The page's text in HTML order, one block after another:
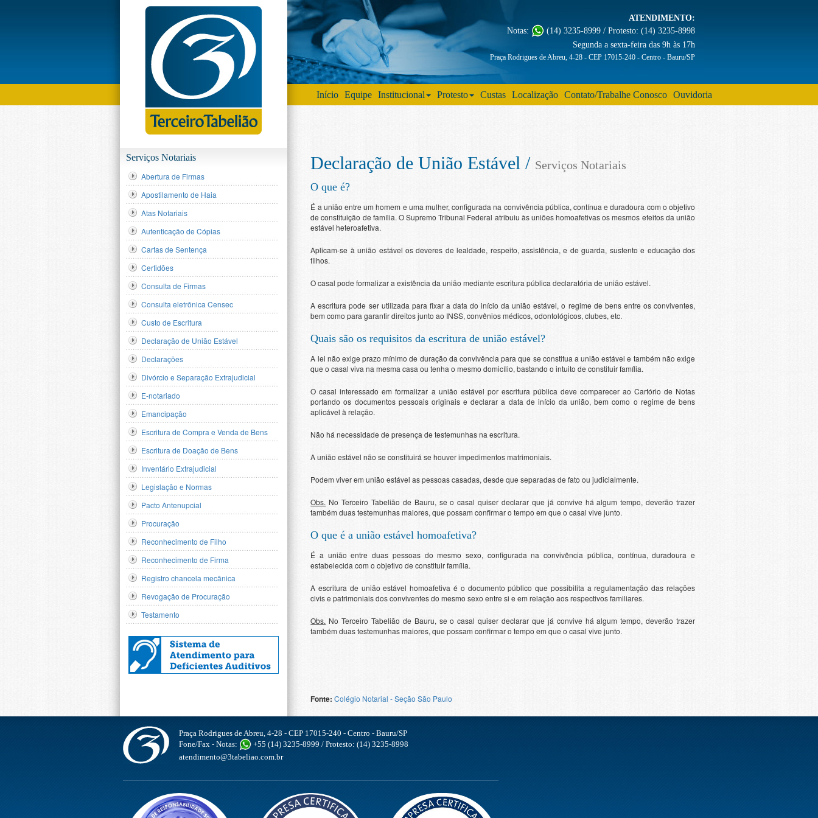
ATENDIMENTO:
Notas:
(14) 3235-8999 / Protesto: (14) 3235-8998
Segunda a sexta-feira das 9h às 17h
Praça Rodrigues de Abreu, 4-28 - CEP 17015-240 - Centro - Bauru/SP
Início Equipe Institucional Protesto Custas Localização Contato/Trabalhe Conosco Ouvidoria
Serviços Notariais
Abertura de Firmas
Apostilamento de Haia
Atas Notariais
Autenticação de Cópias
Cartas de Sentença
Certidões
Consulta de Firmas
Consulta eletrônica Censec
Custo de Escritura
Declaração de União Estável
Declarações
Divórcio e Separação Extrajudicial
E-notariado
Emancipação
Escritura de Compra e Venda de Bens
Escritura de Doação de Bens
Inventário Extrajudicial
Legislação e Normas
Pacto Antenupcial
Procuração
Reconhecimento de Filho
Reconhecimento de Firma
Registro chancela mecânica
Revogação de Procuração
Testamento
Declaração de União Estável / Serviços Notariais
O que é?
É a união entre um homem e uma mulher, configurada na convivência pública, contínua e duradoura com o objetivo
de constituição de família. O Supremo Tribunal Federal atribuiu às uniões homoafetivas os mesmos efeitos da união
estável heteroafetiva.
Aplicam-se à união estável os deveres de lealdade, respeito, assistência, e de guarda, sustento e educação dos
filhos.
O casal pode formalizar a existência da união mediante escritura pública declaratória de união estável.
A escritura pode ser utilizada para fixar a data do início da união estável, o regime de bens entre os conviventes,
bem como para garantir direitos junto ao INSS, convênios médicos, odontológicos, clubes, etc.
Quais são os requisitos da escritura de união estável?
A lei não exige prazo mínimo de duração da convivência para que se constitua a união estável e também não exige
que o casal viva na mesma casa ou tenha o mesmo domicílio, bastando o intuito de constituir família.
O casal interessado em formalizar a união estável por escritura pública deve comparecer ao Cartório de Notas
portando os documentos pessoais originais e declarar a data de início da união, bem como o regime de bens
aplicável à relação.
Não há necessidade de presença de testemunhas na escritura.
A união estável não se constituirá se houver impedimentos matrimoniais.
Podem viver em união estável as pessoas casadas, desde que separadas de fato ou judicialmente.
Obs. No Terceiro Tabelião de Bauru, se o casal quiser declarar que já convive há algum tempo, deverão trazer
também duas testemunhas maiores, que possam confirmar o tempo em que o casal vive junto.
O que é a união estável homoafetiva?
É a união entre duas pessoas do mesmo sexo, configurada na convivência pública, contínua, duradoura e
estabelecida com o objetivo de constituir família.
A escritura de união estável homoafetiva é o documento público que possibilita a regulamentação das relações
civis e patrimoniais dos conviventes do mesmo sexo entre si e em relação aos respectivos familiares.
Obs. No Terceiro Tabelião de Bauru, se o casal quiser declarar que já convive há algum tempo, deverão trazer
também duas testemunhas maiores, que possam confirmar o tempo em que o casal vive junto.
Fonte: Colégio Notarial - Seção São Paulo
Praça Rodrigues de Abreu, 4-28 - CEP 17015-240 - Centro - Bauru/SP
Fone/Fax - Notas:
+55 (14) 3235-8999 / Protesto: (14) 3235-8998
atendimento@3tabeliao.com.br